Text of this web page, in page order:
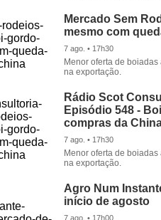
Mercado Sem
mesmo com
7 ago. • 17h30
Menor oferta de
na exportação.
Rádio Scot
Episódio 548 -
compras da
7 ago. • 17h30
Menor oferta de
na exportação.
Agro Num
início de agosto
7 ago. • 17h00